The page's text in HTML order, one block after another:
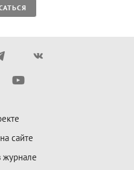
сайте
журнале